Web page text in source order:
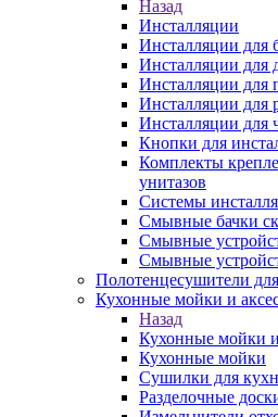
Назад
Инсталляции
Инсталляции для
Инсталляции для
Инсталляции для
Инсталляции для
Инсталляции для
Кнопки для
Комплекты
унитазов
Системы
Смывные бачки
Смывные
Смывные
Полотенцесушители
Кухонные мойки и
Назад
Кухонные мойки
Кухонные мойки
Сушилки для
Разделочные